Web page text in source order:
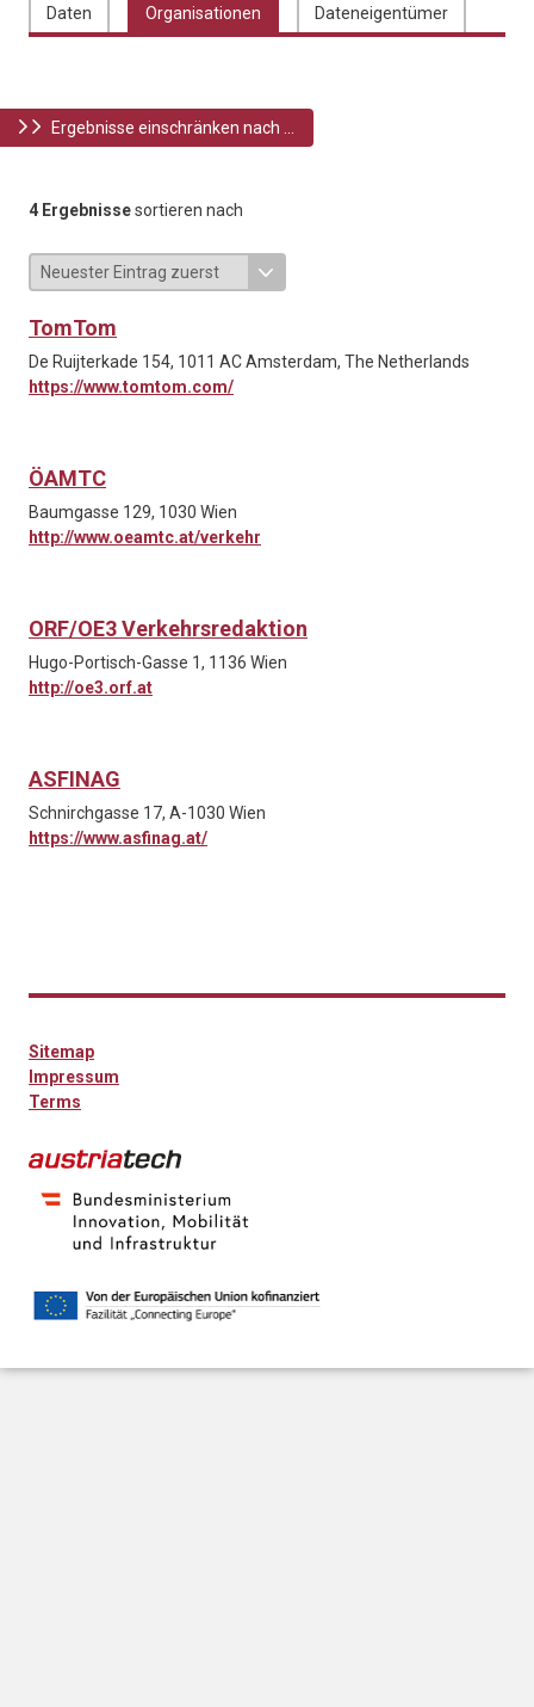
Daten Organisationen Dateneigentümer
Ergebnisse einschränken nach ...
4 Ergebnissesortieren nach
TomTom
De Ruijterkade 154, 1011 AC Amsterdam, The Netherlands
https://www.tomtom.com/
ÖAMTC
Baumgasse 129, 1030 Wien
http://www.oeamtc.at/verkehr
ORF/OE3 Verkehrsredaktion
Hugo-Portisch-Gasse 1, 1136 Wien
http://oe3.orf.at
ASFINAG
Schnirchgasse 17, A-1030 Wien
https://www.asfinag.at/
Sitemap
Impressum
Terms